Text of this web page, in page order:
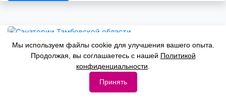
Санатории Тамбовской области
Лечебный профиль санаториев Тамбовской области -
органы дыхания, нервная система, зрение, ЖКТ,
сердечно-сосудистая система, опорно-двигательный
Мы используем файлы cookie для улучшения вашего опыта.
Продолжая, вы соглашаетесь с нашей Политикой
конфиденциальности
Принять